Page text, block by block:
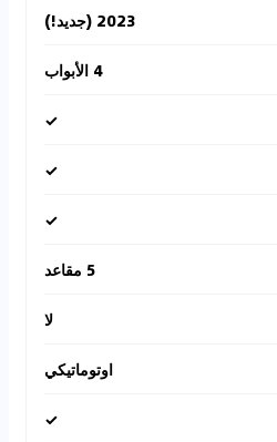
2023 (جديد!)
4 الأبواب
✓
✓
✓
5 مقاعد
لا
اوتوماتيكي
✓